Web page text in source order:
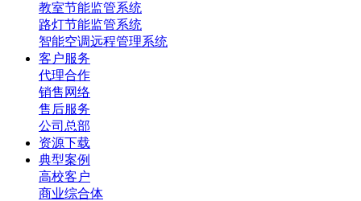
教室节能监管系统
路灯节能监管系统
智能空调远程管理系统
客户服务
代理合作
销售网络
售后服务
公司总部
资源下载
典型案例
高校客户
商业综合体